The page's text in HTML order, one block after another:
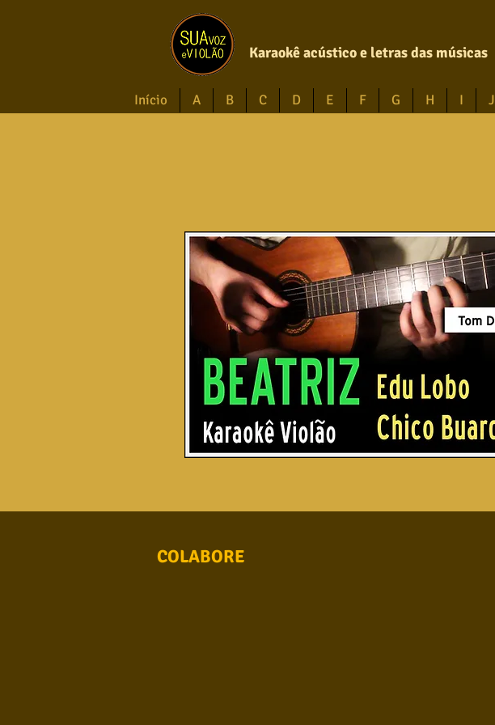
Karaokê acústico e letras das músicas
Início A B C D E F G H I J
COLABORE